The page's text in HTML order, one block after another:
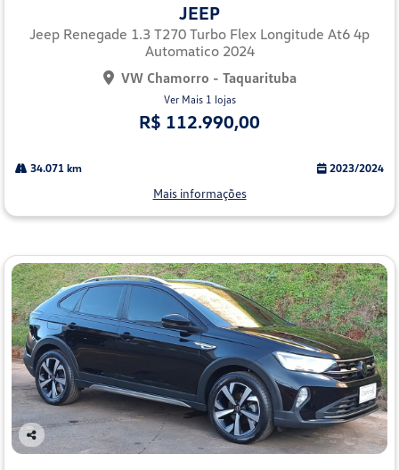
lhe
JEEP
Jeep Renegade 1.3 T270 Turbo Flex Longitude At6 4p
Automatico 2024
VW Chamorro - Taquarituba
Ver Mais 1 lojas
R$ 112.990,00
34.071 km 2023/2024
Mais informações
Co